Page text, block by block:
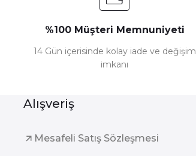
%100 Müşteri Memnuniyeti
14 Gün içerisinde kolay iade ve değişim
imkanı
Alışveriş
Mesafeli Satış Sözleşmesi